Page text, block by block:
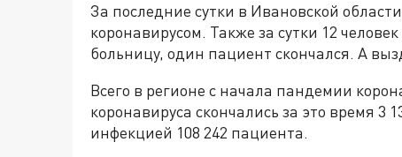
За последние сутки в Ивановской
коронавирусом. Также за сутки 12
больницу, один пациент скончался. А
Всего в регионе с начала пандемии
коронавируса скончались за это время 3
инфекцией 108 242 пациента.